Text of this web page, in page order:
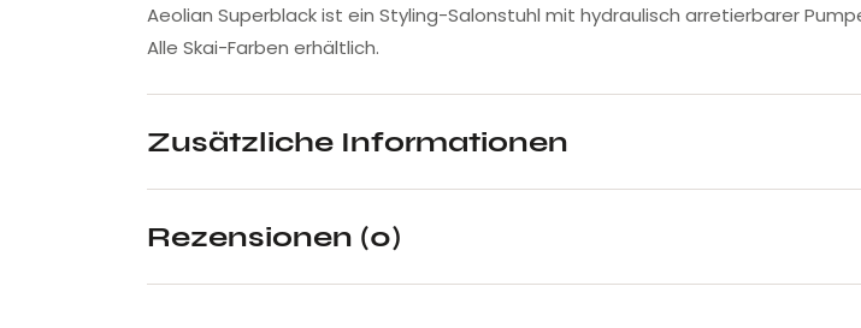
Aeolian Superblack ist ein Styling-Salonstuhl mit hydraulisch arretierbarer
Alle Skai-Farben erhältlich.
Zusätzliche Informationen
Rezensionen (0)